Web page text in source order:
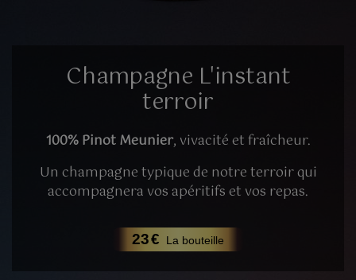
Champagne L'instant
terroir
100% Pinot Meunier, vivacité et fraîcheur.
Un champagne typique de notre terroir qui
accompagnera vos apéritifs et vos repas.
23€ La bouteille